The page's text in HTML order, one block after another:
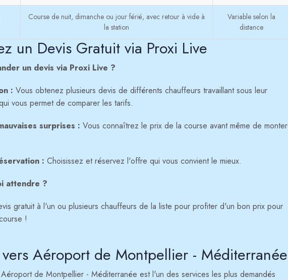
Course de nuit, dimanche ou jour férié, avec retour à vide à
la station
Variable selon la
distance
un Devis Gratuit via Proxi Live
un devis via Proxi Live ?
: Vous obtenez plusieurs devis de différents chauffeurs travaillant sous leur
vous permet de comparer les tarifs.
surprises : Vous connaîtrez le prix de la course avant même de monter
: Choisissez et réservez l'offre qui vous convient le mieux.
attendre ?
gratuit à l'un ou plusieurs chauffeurs de la liste pour profiter d'un bon prix pour
!
vers Aéroport de Montpellier - Méditerranée
de Montpellier - Méditerranée est l'un des services les plus demandés